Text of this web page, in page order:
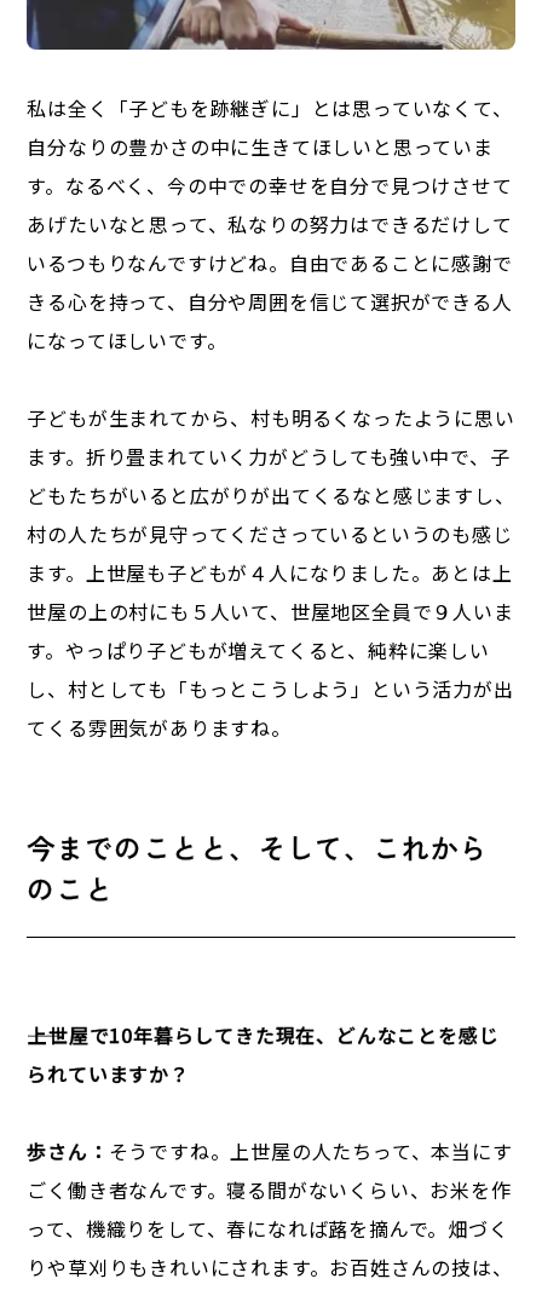
私は全く「子どもを跡継ぎに」とは思っていなくて、
自分なりの豊かさの中に生きてほしいと思っていま
す。なるべく、今の中での幸せを自分で見つけさせて
あげたいなと思って、私なりの努力はできるだけして
いるつもりなんですけどね。自由であることに感謝で
きる心を持って、自分や周囲を信じて選択ができる人
になってほしいです。
子どもが生まれてから、村も明るくなったように思い
ます。折り畳まれていく力がどうしても強い中で、子
どもたちがいると広がりが出てくるなと感じますし、
村の人たちが見守ってくださっているというのも感じ
ます。上世屋も子どもが４人になりました。あとは上
世屋の上の村にも５人いて、世屋地区全員で９人いま
す。やっぱり子どもが増えてくると、純粋に楽しい
し、村としても「もっとこうしよう」という活力が出
てくる雰囲気がありますね。
今までのことと、そして、これから
のこと
――上世屋で10年暮らしてきた現在、どんなことを感じ
られていますか？
歩さん： そうですね。上世屋の人たちって、本当にす
ごく働き者なんです。寝る間がないくらい、お米を作
って、機織りをして、春になれば蕗を摘んで。畑づく
りや草刈りもきれいにされます。お百姓さんの技は、